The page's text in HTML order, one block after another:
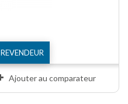
Ajouter au comparateur